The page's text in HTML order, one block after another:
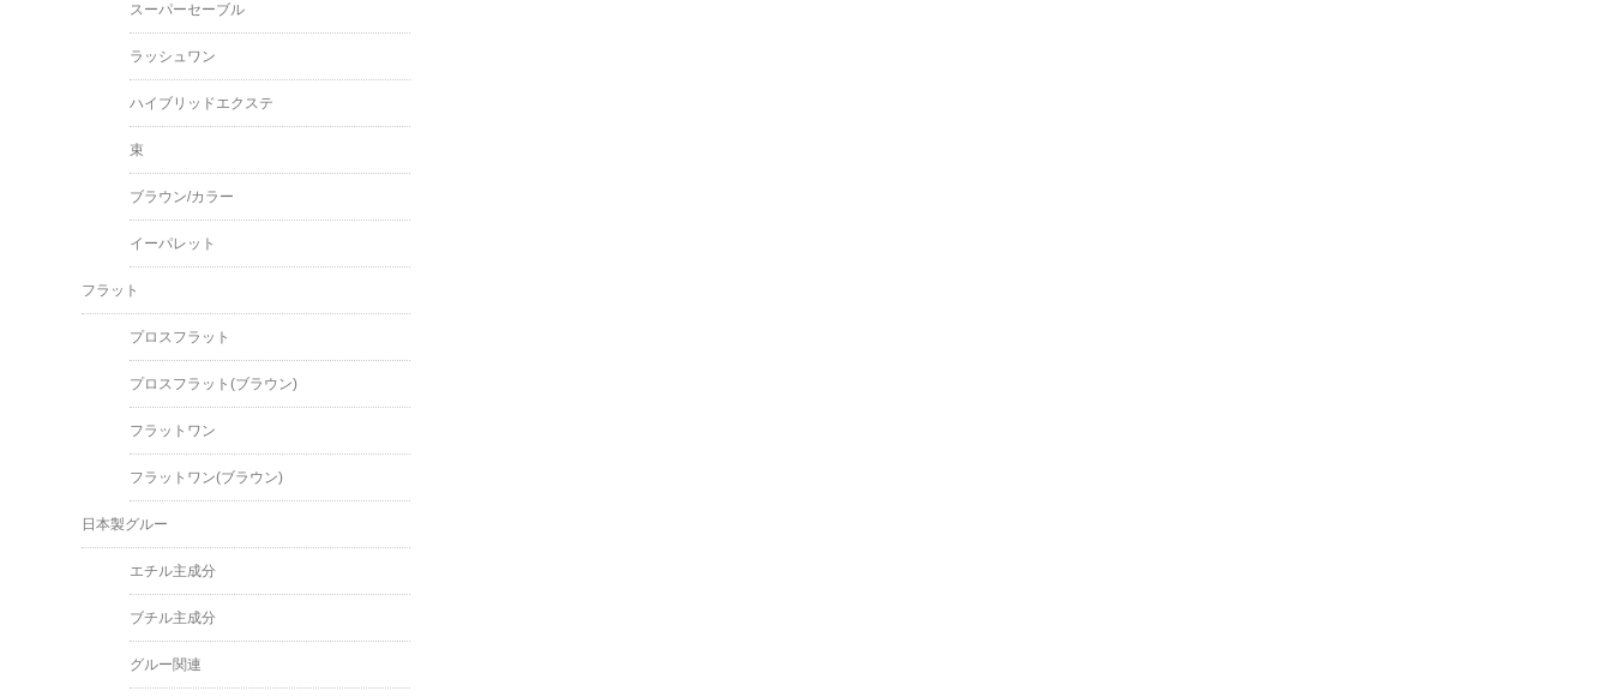
スーパーセーブル
ラッシュワン
ハイブリッドエクステ
束
ブラウン/カラー
イーパレット
フラット
プロスフラット
プロスフラット(ブラウン)
フラットワン
フラットワン(ブラウン)
日本製グルー
エチル主成分
ブチル主成分
グルー関連